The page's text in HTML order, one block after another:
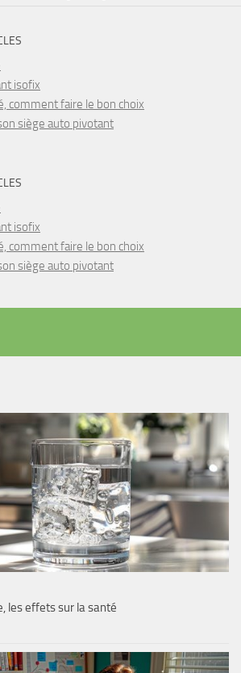
isofix
comment faire le bon choix
siège auto pivotant
isofix
comment faire le bon choix
siège auto pivotant
les effets sur la santé